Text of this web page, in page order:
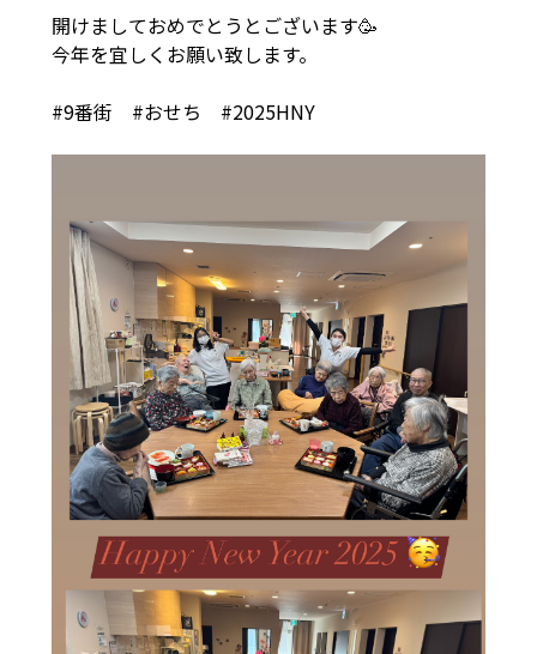
開けましておめでとうとございます🥳
今年を宜しくお願い致します。
#9番街 #おせち #2025HNY